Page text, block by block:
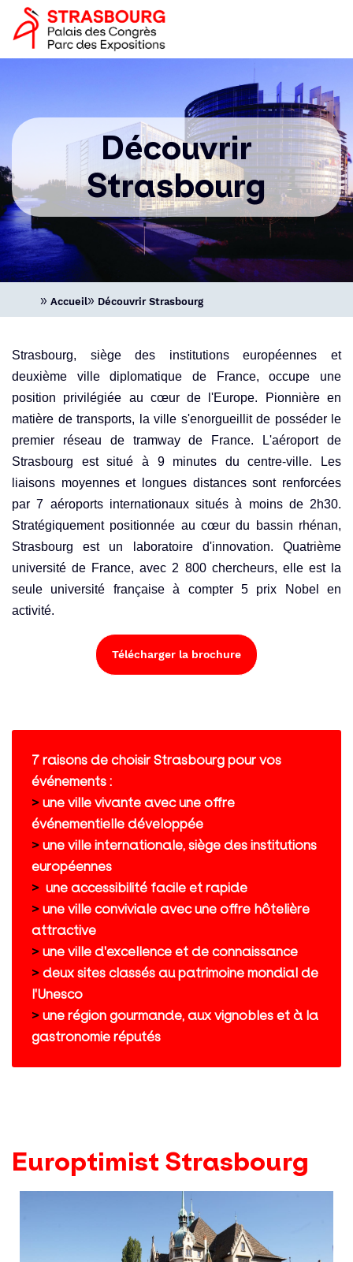
Aller
contenu
Image
logo
Découvrir
Strasbourg
Accueil Découvrir Strasbourg
Strasbourg, siège des institutions européennes et
deuxième ville diplomatique de France, occupe une
position privilégiée au cœur de l'Europe. Pionnière en
matière de transports, la ville s'enorgueillit de posséder le
premier réseau de tramway de France. L'aéroport de
Strasbourg est situé à 9 minutes du centre-ville. Les
liaisons moyennes et longues distances sont renforcées
par 7 aéroports internationaux situés à moins de 2h30.
Stratégiquement positionnée au cœur du bassin rhénan,
Strasbourg est un laboratoire d'innovation. Quatrième
université de France, avec 2 800 chercheurs, elle est la
seule université française à compter 5 prix Nobel en
activité.
Télécharger la brochure
7 raisons de choisir Strasbourg pour vos
événements :
> une ville vivante avec une offre
événementielle développée​​​​​​​
> une ville internationale, siège des institutions
européennes​​​​​​​
> une accessibilité facile et rapide
> une ville conviviale avec une offre hôtelière
attractive
> une ville d'excellence et de connaissance​​​​​​​
> deux sites classés au patrimoine mondial de
l'Unesco​​​​​​​
> une région gourmande, aux vignobles et à la
gastronomie réputés
Europtimist Strasbourg
Panneau de gestion des cookies